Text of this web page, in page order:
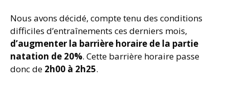
Nous avons décidé, compte tenu des conditions
difficiles d’entraînements ces derniers mois,
d’augmenter la barrière horaire de la partie
natation de 20%. Cette barrière horaire passe
donc de 2h00 à 2h25.